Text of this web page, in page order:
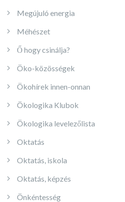
Megújuló energia
Méhészet
Ő hogy csinálja?
Öko-közösségek
Ökohírek innen-onnan
Ökologika Klubok
Ökologika levelezőlista
Oktatás
Oktatás, iskola
Oktatás, képzés
Önkéntesség